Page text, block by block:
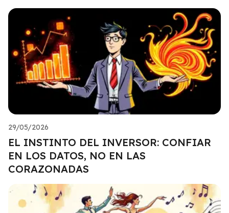
29/05/2026
EL INSTINTO DEL INVERSOR: CONFIAR
EN LOS DATOS, NO EN LAS
CORAZONADAS